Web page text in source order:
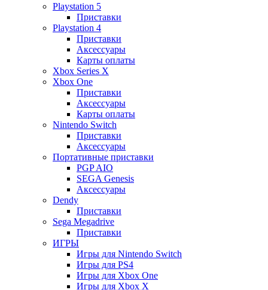
Playstation 5
Приставки
Playstation 4
Приставки
Аксессуары
Карты оплаты
Xbox Series X
Xbox One
Приставки
Аксессуары
Карты оплаты
Nintendo Switch
Приставки
Аксессуары
Портативные приставки
PGP AIO
SEGA Genesis
Аксессуары
Dendy
Приставки
Sega Megadrive
Приставки
ИГРЫ
Игры для Nintendo Switch
Игры для PS4
Игры для Xbox One
Игры для Xbox X